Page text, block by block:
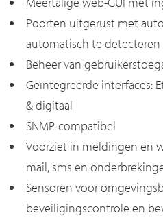
Poorten uitgerust met
automatisch te detecteren
Beheer van
Geïntegreerde interfaces:
& digitaal
SNMP-compatibel
Voorziet in meldingen en
mail, sms en
Sensoren voor
beveiligingscontrole en